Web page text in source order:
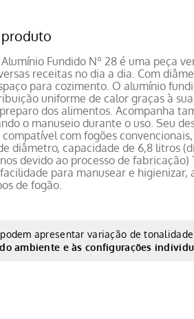
Fundido Nº 28 é uma peça
receitas no dia a dia. Com
para cozimento. O alumínio
uniforme de calor graças à
dos alimentos. Acompanha
o manuseio durante o uso. Seu
com fogões
diâmetro, capacidade de 6,8 litros
devido ao processo de
para manusear e
de fogão.
apresentar variação de
ambiente e às configurações